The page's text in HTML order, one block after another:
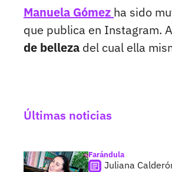
Manuela Gómez ha sido
que publica en Instagram.
de belleza del cual ella
Últimas noticias
Farándula
Juliana